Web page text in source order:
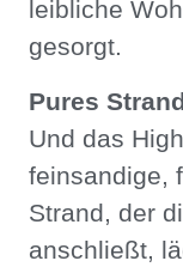
leibliche
gesorgt.
Pures
Und das
feinsandige,
Strand, der
anschließt,